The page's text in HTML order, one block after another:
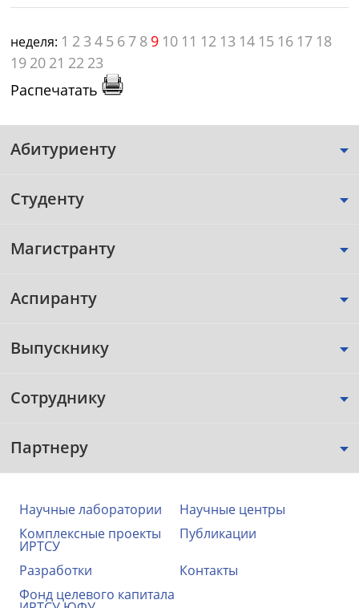
неделя: 1 2 3 4 5 6 7 8 9 10 11 12 13 14 15 16 17 18
19 20 21 22 23
Распечатать
Абитуриенту
Студенту
Магистранту
Аспиранту
Выпускнику
Сотруднику
Партнеру
Научные лаборатории
Научные центры
Комплексные проекты
ИРТСУ
Публикации
Разработки
Контакты
Фонд целевого капитала